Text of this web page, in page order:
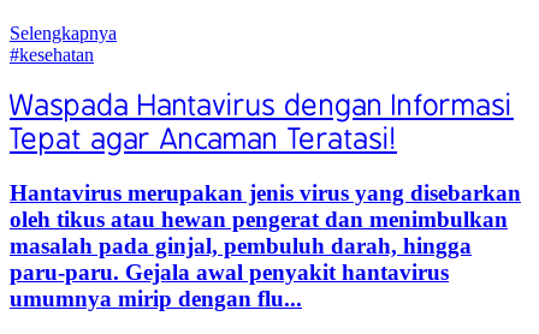
Selengkapnya
#kesehatan
Waspada Hantavirus dengan Informasi
Tepat agar Ancaman Teratasi!
Hantavirus merupakan jenis virus yang disebarkan
oleh tikus atau hewan pengerat dan menimbulkan
masalah pada ginjal, pembuluh darah, hingga
paru-paru. Gejala awal penyakit hantavirus
umumnya mirip dengan flu...